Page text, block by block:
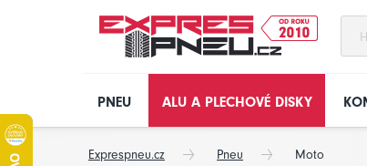
PNEU ALU A PLECHOVÉ DISKY
Exprespneu.cz Pneu Moto